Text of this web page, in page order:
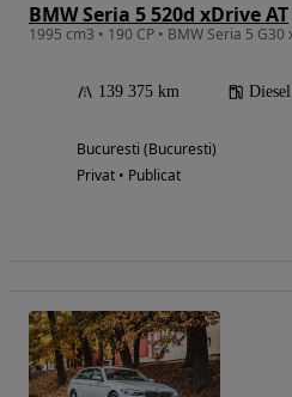
BMW Seria 5 520d xDrive AT
139 375 km Diesel
Bucuresti (Bucuresti)
Privat • Publicat